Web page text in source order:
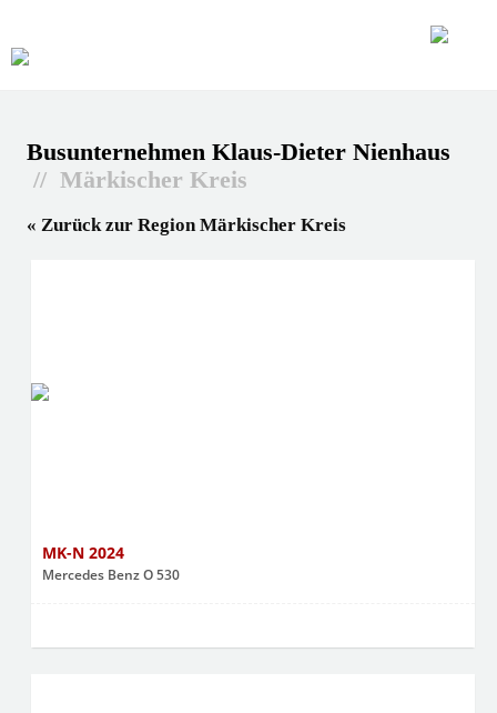
Busunternehmen Klaus-Dieter Nienhaus
// Märkischer Kreis
« Zurück zur Region Märkischer Kreis
MK-N 2024
Mercedes Benz O 530